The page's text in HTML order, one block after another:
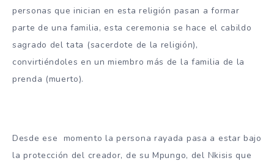
personas que inician en esta religión pasan a formar
parte de una familia, esta ceremonia se hace el cabildo
sagrado del tata (sacerdote de la religión),
convirtiéndoles en un miembro más de la familia de la
prenda (muerto).
Desde ese momento la persona rayada pasa a estar bajo
la protección del creador, de su Mpungo, del Nkisis que